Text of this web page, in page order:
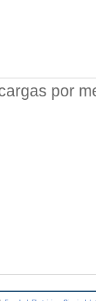
por